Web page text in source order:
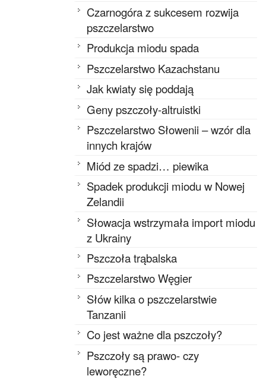
Czarnogóra z sukcesem rozwija
pszczelarstwo
Produkcja miodu spada
Pszczelarstwo Kazachstanu
Jak kwiaty się poddają
Geny pszczoły-altruistki
Pszczelarstwo Słowenii – wzór dla
innych krajów
Miód ze spadzi… piewika
Spadek produkcji miodu w Nowej
Zelandii
Słowacja wstrzymała import miodu
z Ukrainy
Pszczoła trąbalska
Pszczelarstwo Węgier
Słów kilka o pszczelarstwie
Tanzanii
Co jest ważne dla pszczoły?
Pszczoły są prawo- czy
leworęczne?